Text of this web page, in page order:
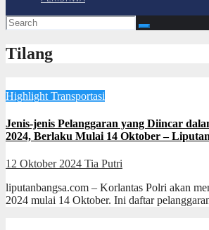
Tilang
Highlight Transportasi
Jenis-jenis Pelanggaran yang Diincar
2024, Berlaku Mulai 14 Oktober –
12 Oktober 2024 Tia Putri
liputanbangsa.com – Korlantas Polri akan
2024 mulai 14 Oktober. Ini daftar